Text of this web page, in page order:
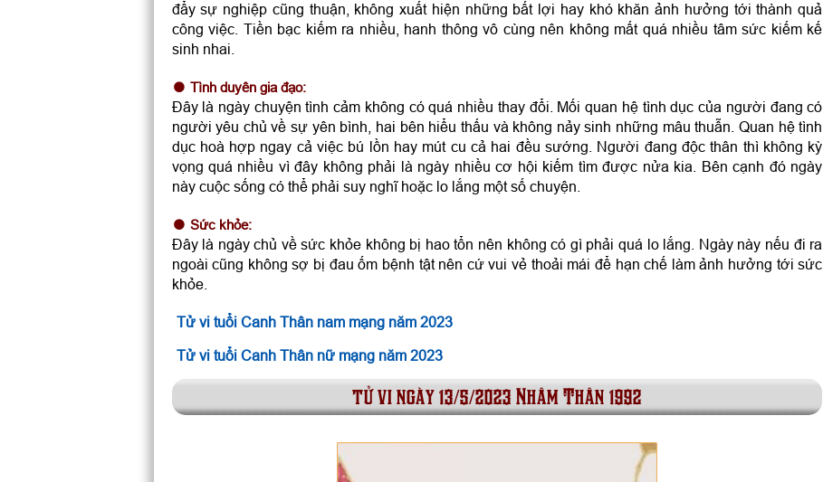
đẩy sự nghiệp cũng thuận, không xuất hiện những bất lợi hay khó khăn ảnh hưởng tới thành quả
công việc. Tiền bạc kiếm ra nhiều, hanh thông vô cùng nên không mất quá nhiều tâm sức kiếm kế
sinh nhai.
Tình duyên gia đạo:
Đây là ngày chuyện tình cảm không có quá nhiều thay đổi. Mối quan hệ tình dục của người đang có
người yêu chủ về sự yên bình, hai bên hiểu thấu và không nảy sinh những mâu thuẫn. Quan hệ tình
dục hoà hợp ngay cả việc bú lồn hay mút cu cả hai đều sướng. Người đang độc thân thì không kỳ
vọng quá nhiều vì đây không phải là ngày nhiều cơ hội kiếm tìm được nửa kia. Bên cạnh đó ngày
này cuộc sống có thể phải suy nghĩ hoặc lo lắng một số chuyện.
Sức khỏe:
Đây là ngày chủ về sức khỏe không bị hao tổn nên không có gì phải quá lo lắng. Ngày này nếu đi ra
ngoài cũng không sợ bị đau ốm bệnh tật nên cứ vui vẻ thoải mái để hạn chế làm ảnh hưởng tới sức
khỏe.
Tử vi tuổi Canh Thân nam mạng năm 2023
Tử vi tuổi Canh Thân nữ mạng năm 2023
tử vi ngày 13/5/2023 Nhâm Thân 1992